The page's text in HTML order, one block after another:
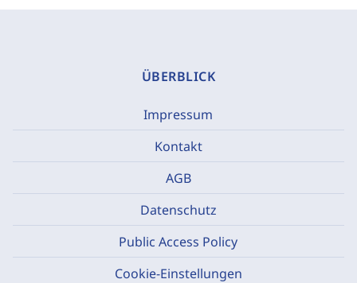
ÜBERBLICK
Impressum
Kontakt
AGB
Datenschutz
Public Access Policy
Cookie-Einstellungen